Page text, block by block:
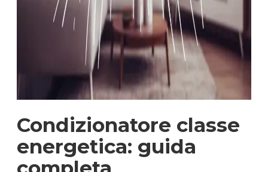
Condizionatore classe
energetica: guida